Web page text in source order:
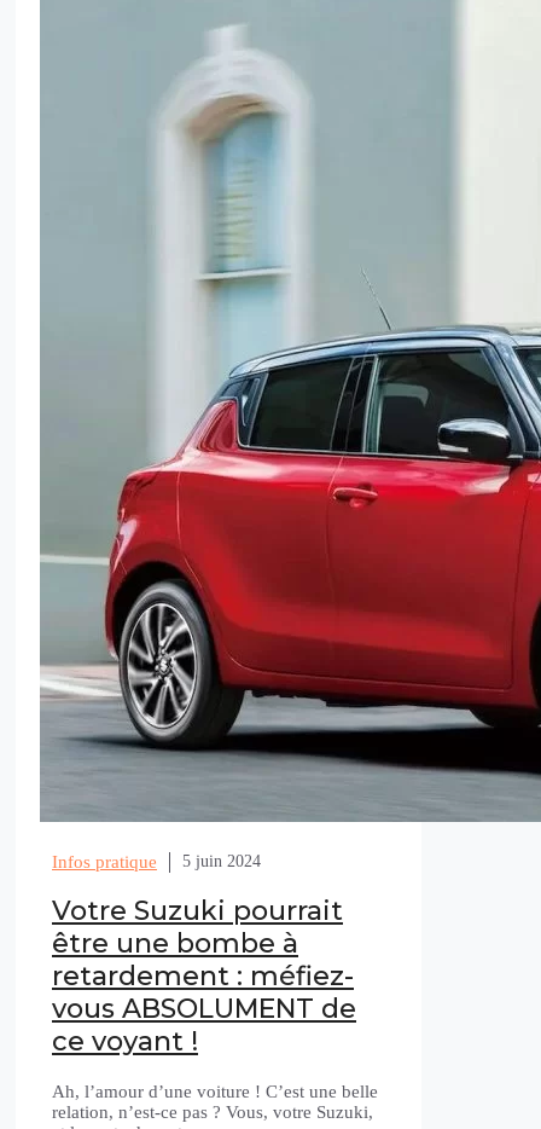
Infos pratique 5 juin 2024
Votre Suzuki pourrait
être une bombe à
retardement : méfiez-
vous ABSOLUMENT de
ce voyant !
Ah, l’amour d’une voiture ! C’est une belle
relation, n’est-ce pas ? Vous, votre Suzuki,